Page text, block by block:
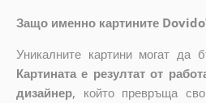
Защо именно картините
Уникалните картини могат
Картината е резултат от
дизайнер, койтопревръща